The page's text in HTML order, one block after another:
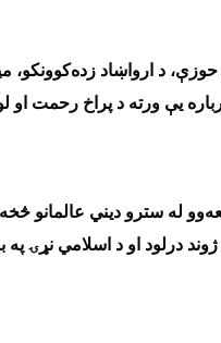
د ارواښاد زده‌کوونکو،
یې ورته د پراخ رحمت او
له سترو دیني عالمانو
درلود او د اسلامي نړۍ په